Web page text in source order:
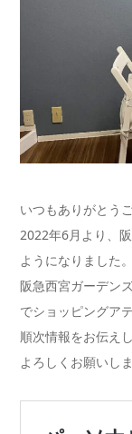
いつもありがとう
2022年6月より、
ようになりました。
阪急西宮ガーデン
でショッピングア
順次情報をお伝え
よろしくお願いしま